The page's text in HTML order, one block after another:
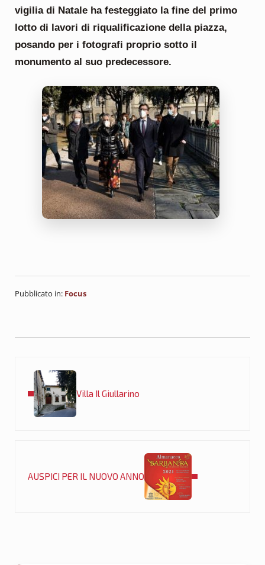
vigilia di Natale ha festeggiato la fine del primo
lotto di lavori di riqualificazione della piazza,
posando per i fotografi proprio sotto il
monumento al suo predecessore.
Pubblicato in: Focus
Villa Il Giullarino
AUSPICI PER IL NUOVO ANNO